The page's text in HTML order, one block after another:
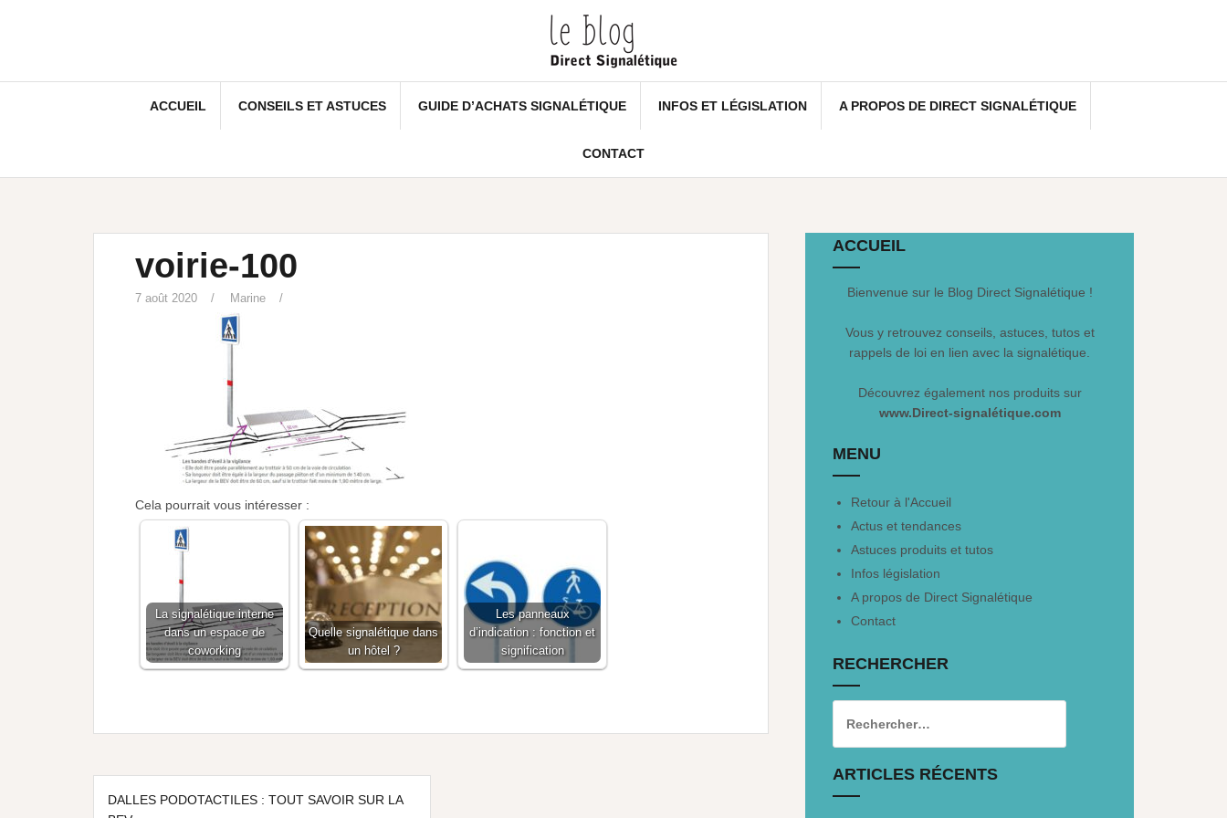
ACCUEIL CONSEILS ET ASTUCES GUIDE D’ACHATS SIGNALÉTIQUE INFOS ET LÉGISLATION A PROPOS DE DIRECT SIGNALÉTIQUE
CONTACT
voirie-100
7 août 2020 Marine
Cela pourrait vous intéresser :
La signalétique interne
dans un espace de
coworking
Quelle signalétique dans
un hôtel ?
Les panneaux
d’indication : fonction et
signification
DALLES PODOTACTILES : TOUT SAVOIR SUR LA
ACCUEIL
Bienvenue sur le Blog Direct Signalétique !
Vous y retrouvez conseils, astuces, tutos et
rappels de loi en lien avec la signalétique.
Découvrez également nos produits sur
www.Direct-signalétique.com
MENU
Retour à l'Accueil
Actus et tendances
Astuces produits et tutos
Infos législation
A propos de Direct Signalétique
Contact
RECHERCHER
ARTICLES RÉCENTS